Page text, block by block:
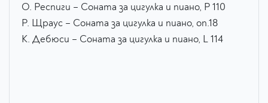
О. Респиги – Соната за цигулка и пиано, P 110
Р. Щраус – Соната за цигулка и пиано, оп.18
К. Дебюси – Соната за цигулка и пиано, L 114